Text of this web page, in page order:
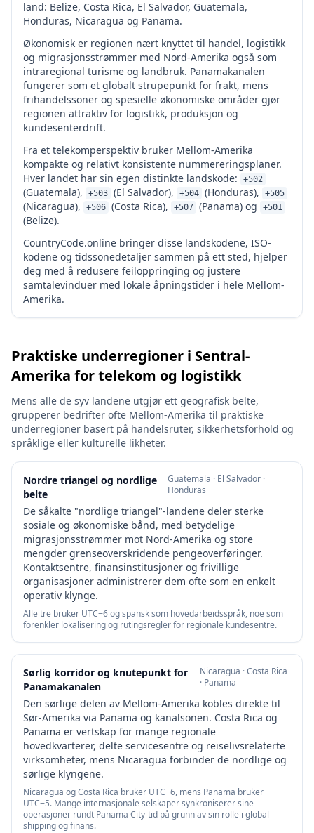
land: Belize, Costa Rica, El Salvador, Guatemala,
Honduras, Nicaragua og Panama.
Økonomisk er regionen nært knyttet til handel, logistikk
og migrasjonsstrømmer med Nord-Amerika også som
intraregional turisme og landbruk. Panamakanalen
fungerer som et globalt strupepunkt for frakt, mens
frihandelssoner og spesielle økonomiske områder gjør
regionen attraktiv for logistikk, produksjon og
kundesenterdrift.
Fra et telekomperspektiv bruker Mellom-Amerika
kompakte og relativt konsistente nummereringsplaner.
Hver landet har sin egen distinkte landskode:
+502
(Guatemala), +503 (El Salvador), +504 (Honduras), +505
(Nicaragua), +506 (Costa Rica), +507 (Panama) og +501
(Belize).
CountryCode.online bringer disse landskodene, ISO-
kodene og tidssonedetaljer sammen på ett sted, hjelper
deg med å redusere feiloppringing og justere
samtalevinduer med lokale åpningstider i hele Mellom-
Amerika.
Praktiske underregioner i Sentral-
Amerika for telekom og logistikk
Mens alle de syv landene utgjør ett geografisk belte,
grupperer bedrifter ofte Mellom-Amerika til praktiske
underregioner basert på handelsruter, sikkerhetsforhold og
språklige eller kulturelle likheter.
Nordre triangel og nordlige
belte
Guatemala · El Salvador ·
Honduras
De såkalte "nordlige triangel"-landene deler sterke
sosiale og økonomiske bånd, med betydelige
migrasjonsstrømmer mot Nord-Amerika og store
mengder grenseoverskridende pengeoverføringer.
Kontaktsentre, finansinstitusjoner og frivillige
organisasjoner administrerer dem ofte som en enkelt
operativ klynge.
Alle tre bruker UTC−6 og spansk som hovedarbeidsspråk, noe som
forenkler lokalisering og rutingsregler for regionale kundesentre.
Sørlig korridor og knutepunkt for
Panamakanalen
Nicaragua · Costa Rica
· Panama
Den sørlige delen av Mellom-Amerika kobles direkte til
Sør-Amerika via Panama og kanalsonen. Costa Rica og
Panama er vertskap for mange regionale
hovedkvarterer, delte servicesentre og reiselivsrelaterte
virksomheter, mens Nicaragua forbinder de nordlige og
sørlige klyngene.
Nicaragua og Costa Rica bruker UTC−6, mens Panama bruker
UTC−5. Mange internasjonale selskaper synkroniserer sine
operasjoner rundt Panama City-tid på grunn av sin rolle i global
shipping og finans.